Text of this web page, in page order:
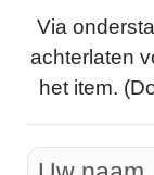
Via
achterlaten
het item.